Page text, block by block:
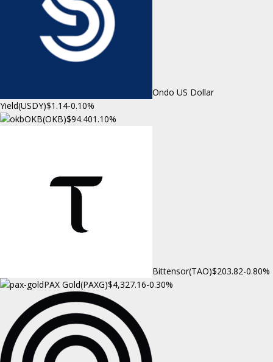
Ondo US Dollar
Yield(USDY)$1.14-0.10%
OKB(OKB)$94.401.10%
Bittensor(TAO)$203.82-0.80%
PAX Gold(PAXG)$4,327.16-0.30%